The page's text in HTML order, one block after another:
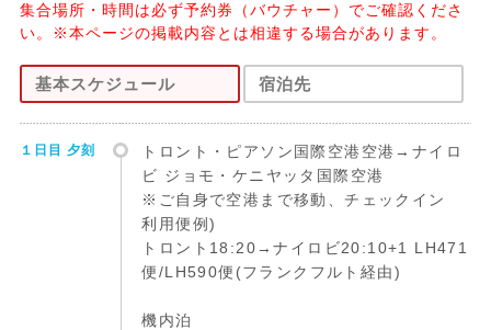
集合場所・時間は必ず予約券（バウチャー）でご確認くださ
い。※本ページの掲載内容とは相違する場合があります。
基本スケジュール
１日目 夕刻
トロント・ピアソン国際空港空港→ナイロ
ビ ジョモ・ケニヤッタ国際空港
※ご自身で空港まで移動、チェックイン
利用便例)
トロント18:20→ナイロビ20:10+1 LH471
便/LH590便(フランクフルト経由)
機内泊
宿泊先